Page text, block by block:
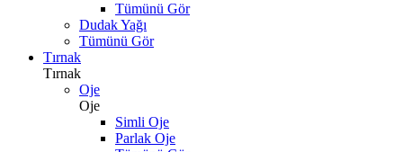
Tümünü Gör
Dudak Yağı
Tümünü Gör
Tırnak
Tırnak
Oje
Oje
Simli Oje
Parlak Oje